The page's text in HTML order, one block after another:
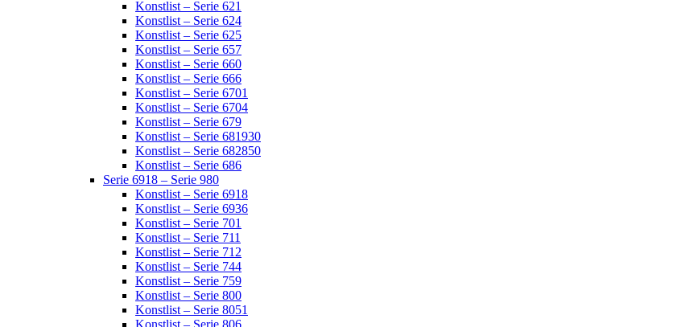
Konstlist – Serie 621
Konstlist – Serie 624
Konstlist – Serie 625
Konstlist – Serie 657
Konstlist – Serie 660
Konstlist – Serie 666
Konstlist – Serie 6701
Konstlist – Serie 6704
Konstlist – Serie 679
Konstlist – Serie 681930
Konstlist – Serie 682850
Konstlist – Serie 686
Serie 6918 – Serie 980
Konstlist – Serie 6918
Konstlist – Serie 6936
Konstlist – Serie 701
Konstlist – Serie 711
Konstlist – Serie 712
Konstlist – Serie 744
Konstlist – Serie 759
Konstlist – Serie 800
Konstlist – Serie 8051
Konstlist – Serie 806